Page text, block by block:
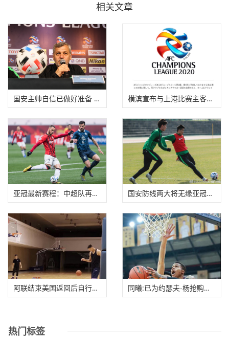
相关文章
国安主帅自信已做好准备 奥古斯托期待亚冠首战 横滨宣布与上港比赛主客场对调 4月8日上港改赴
亚冠最新赛程：中超队再度调整 涉及恒大上港国 国安防线两大将无缘亚冠首战 金泰延疑似肋骨骨
阿联结束美国返回后自行隔离 回归广东队参与合 同曦:已为约瑟夫-杨抢购得机票 正解决哈达迪回
热门标签